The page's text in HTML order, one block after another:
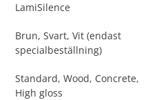
LamiSilence
Brun, Svart, Vit (endast
specialbeställning)
Standard, Wood, Concrete,
High gloss